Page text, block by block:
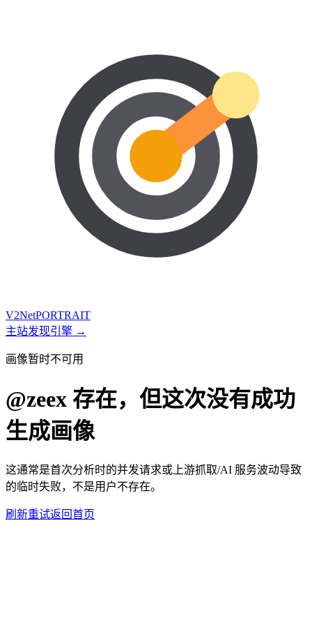
V2NetPORTRAIT
主站发现引擎 →
画像暂时不可用
@zeex 存在，但这次没有成功
生成画像
这通常是首次分析时的并发请求或上游抓取/AI 服务波动导致
的临时失败，不是用户不存在。
刷新重试返回首页